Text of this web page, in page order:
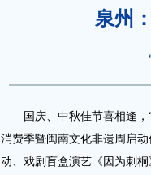
泉州
国庆、中秋佳节喜相逢
消费季暨闽南文化非遗周启
动、戏剧盲盒演艺《因为刺